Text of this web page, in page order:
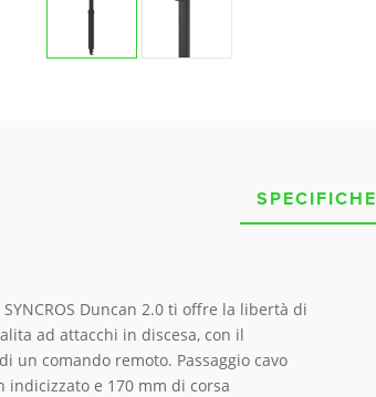
SPECIFICHE
Duncan 2.0 ti offre la libertà di
ad attacchi in discesa, con il
un comando remoto. Passaggio cavo
indicizzato e 170 mm di corsa